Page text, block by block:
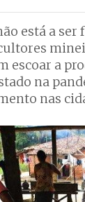
está a ser
escoar a
na
nas